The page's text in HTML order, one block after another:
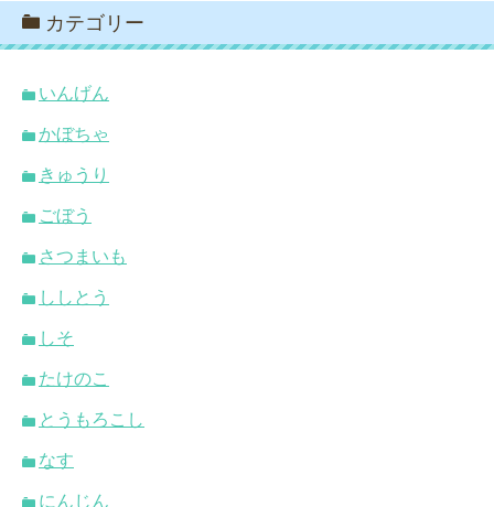
カテゴリー
いんげん
かぼちゃ
きゅうり
ごぼう
さつまいも
ししとう
しそ
たけのこ
とうもろこし
なす
にんじん